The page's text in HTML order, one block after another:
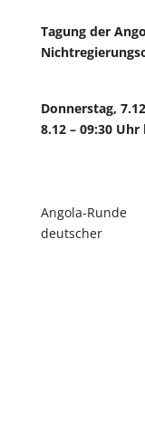
Tagung der
Donnerstag,
8.12 – 09:30
Angola-Runde
deutscher